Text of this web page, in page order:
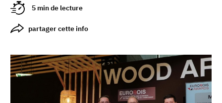
5 min de lecture
partager cette info